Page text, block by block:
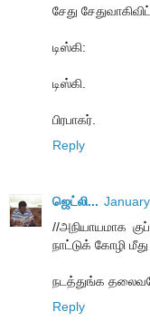
சேது
டிஸ்கி:
டிஸ்கி.
பிரபாகர்.
Reply
ஜெட்லி...
//அநியாயமாக
நாட்டுக் கோழி
நடத்துங்க
Reply